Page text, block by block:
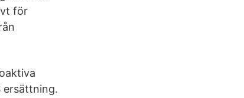
för
ersättning.